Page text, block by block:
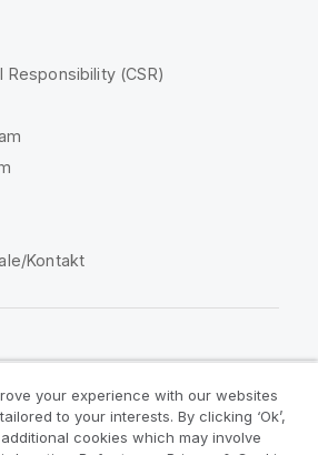
Responsibility (CSR)
Kontakt
your experience with our websites
to your interests. By clicking ‘Ok’,
cookies which may involve